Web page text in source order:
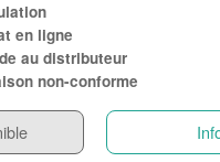
en ligne
au distributeur
non-conforme